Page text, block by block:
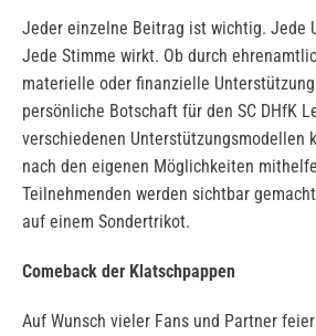
Jeder einzelne Beitrag ist wichtig. Jede
Jede Stimme wirkt. Ob durch
materielle oder finanzielle
persönliche Botschaft für den SC DHfK
verschiedenen Unterstützungsmodellen
nach den eigenen Möglichkeiten
Teilnehmenden werden sichtbar
auf einem Sondertrikot.
Comeback der Klatschpappen
Auf Wunsch vieler Fans und Partner